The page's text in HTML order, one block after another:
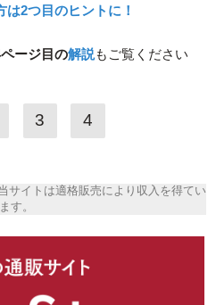
2つ目のヒントに！
ージ目の解説もご覧ください
3 4
サイトは適格販売により収入を得てい
ます。